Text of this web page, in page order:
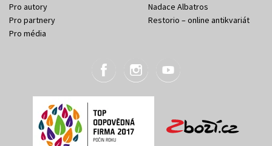
Pro autory
Pro partnery
Pro média
Nadace Albatros
Restorio – online antikvariát